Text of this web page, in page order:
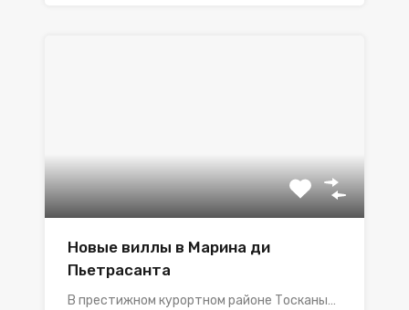
Новые виллы в Марина ди
Пьетрасанта
В престижном курортном районе Тосканы…